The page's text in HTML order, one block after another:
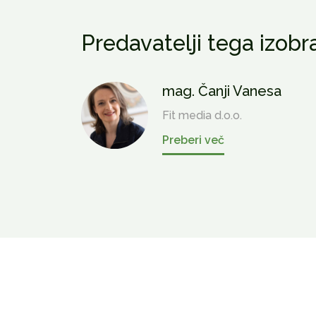
Predavatelji tega
mag. Čanji Vanesa
Fit media d.o.o.
Preberi več